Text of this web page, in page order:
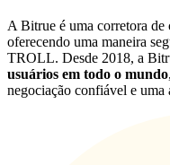
Deposit CASHCAT
Share 500000
A Bitrue é uma corretora
oferecendo uma maneira
TROLL. Desde 2018, a
usuários em todo o mundo
negociação confiável e uma